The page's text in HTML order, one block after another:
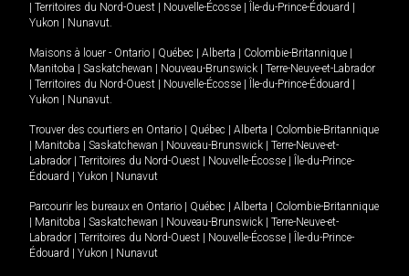
Territoires du Nord-Ouest Nouvelle-Écosse Île-du-Prince-Édouard
Yukon
Nunavut.
Maisons à louer - Ontario Québec Alberta Colombie-Britannique
Manitoba
Saskatchewan Nouveau-Brunswick
Terre-Neuve-et-Labrador
Territoires du Nord-Ouest Nouvelle-Écosse Île-du-Prince-Édouard
Yukon
Nunavut.
Trouver des courtiers en Ontario Québec Alberta
Colombie-Britannique
Manitoba Saskatchewan Nouveau-Brunswick
Terre-Neuve-et-
Labrador
Territoires du Nord-Ouest Nouvelle-Écosse
Île-du-Prince-
Édouard
Yukon Nunavut
Parcourir les bureaux en Ontario Québec Alberta
Colombie-Britannique
Manitoba Saskatchewan Nouveau-Brunswick
Terre-Neuve-et-
Labrador
Territoires du Nord-Ouest Nouvelle-Écosse
Île-du-Prince-
Édouard
Yukon Nunavut